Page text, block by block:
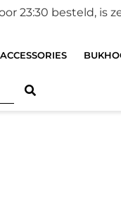
23:30 besteld, is
ACCESSORIES